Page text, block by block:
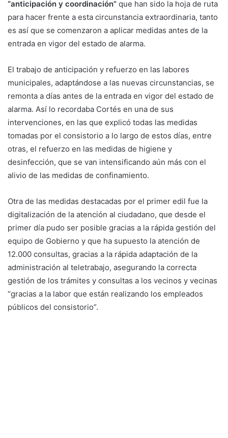
“anticipación y coordinación” que han sido la hoja de ruta
para hacer frente a esta circunstancia extraordinaria, tanto
es así que se comenzaron a aplicar medidas antes de la
entrada en vigor del estado de alarma.
El trabajo de anticipación y refuerzo en las labores
municipales, adaptándose a las nuevas circunstancias, se
remonta a días antes de la entrada en vigor del estado de
alarma. Así lo recordaba Cortés en una de sus
intervenciones, en las que explicó todas las medidas
tomadas por el consistorio a lo largo de estos días, entre
otras, el refuerzo en las medidas de higiene y
desinfección, que se van intensificando aún más con el
alivio de las medidas de confinamiento.
Otra de las medidas destacadas por el primer edil fue la
digitalización de la atención al ciudadano, que desde el
primer día pudo ser posible gracias a la rápida gestión del
equipo de Gobierno y que ha supuesto la atención de
12.000 consultas, gracias a la rápida adaptación de la
administración al teletrabajo, asegurando la correcta
gestión de los trámites y consultas a los vecinos y vecinas
“gracias a la labor que están realizando los empleados
públicos del consistorio”.